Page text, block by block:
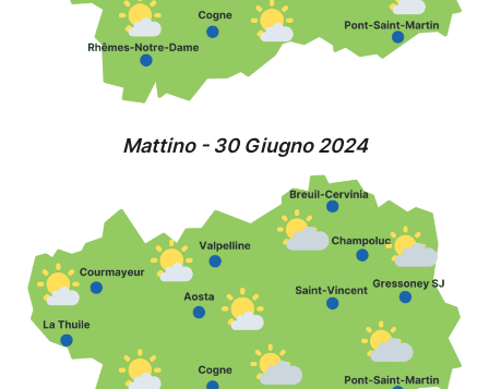
Mattino - 30 Giugno 2024